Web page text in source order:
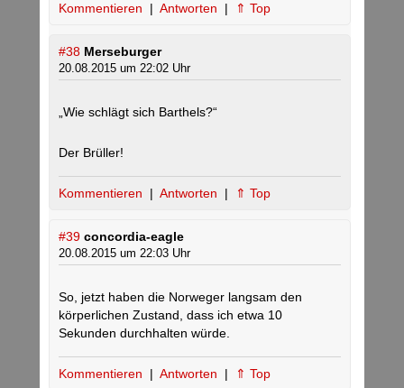
Kommentieren | Antworten | ⇑ Top
#38 Merseburger
20.08.2015 um 22:02 Uhr
„Wie schlägt sich Barthels?“
Der Brüller!
Kommentieren | Antworten | ⇑ Top
#39 concordia-eagle
20.08.2015 um 22:03 Uhr
So, jetzt haben die Norweger langsam den
körperlichen Zustand, dass ich etwa 10
Sekunden durchhalten würde.
Kommentieren | Antworten | ⇑ Top